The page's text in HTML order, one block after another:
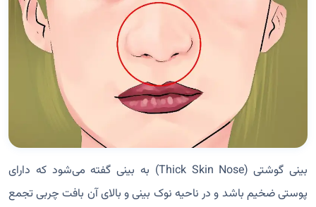
بینی گوشتی (Thick Skin Nose) به بینی‌ گفته می‌شود که دارای
پوستی ضخیم باشد و در ناحیه نوک بینی و بالای آن بافت چربی تجمع